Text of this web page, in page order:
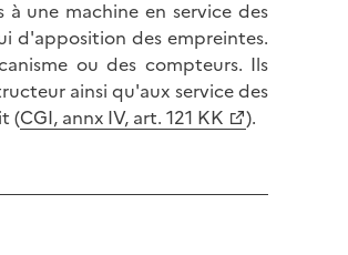
une machine en service des
d'apposition des empreintes.
ou des compteurs. Ils
ainsi qu'aux service des
(CGI, annx IV, art. 121 KK ).